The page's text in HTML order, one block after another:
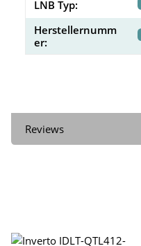
LNB Typ:
Herstellernumm
er:
Reviews